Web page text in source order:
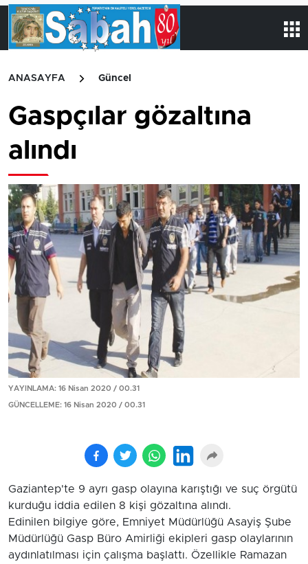
ANASAYFA Güncel
Gaspçılar gözaltına
alındı
YAYINLAMA: 16 Nisan 2020 / 00.31
GÜNCELLEME: 16 Nisan 2020 / 00.31
Gaziantep'te 9 ayrı gasp olayına karıştığı ve suç örgütü
kurduğu iddia edilen 8 kişi gözaltına alındı.
Edinilen bilgiye göre, Emniyet Müdürlüğü Asayiş Şube
Müdürlüğü Gasp Büro Amirliği ekipleri gasp olaylarının
aydınlatılması için çalışma başlattı. Özellikle Ramazan